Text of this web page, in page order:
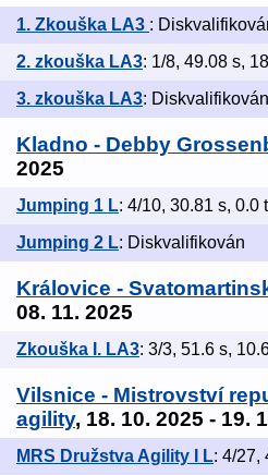
1. Zkouška LA3 :
2. zkouška LA3: 1/8, 49.08 s,
3. zkouška LA3: Diskvalifikován
Kladno - Debby
2025
Jumping 1 L: 4/10, 30.81 s, 0.0
Jumping 2 L: Diskvalifikován
Královice -
08. 11. 2025
Zkouška I. LA3: 3/3, 51.6 s,
Vilsnice - Mistrovství
agility, 18. 10. 2025 - 19.
MRS Družstva Agility I L: 4/27,